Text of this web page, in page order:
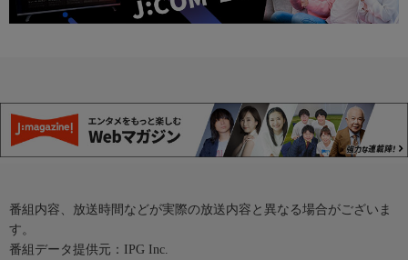
番組内容、放送時間などが実際の放送内容と異なる場合がございま
す。
番組データ提供元：IPG Inc.